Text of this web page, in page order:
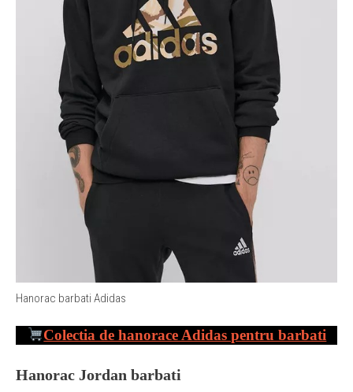
Hanorac barbati Adidas
Colectia de hanorace Adidas pentru barbati
Hanorac Jordan barbati